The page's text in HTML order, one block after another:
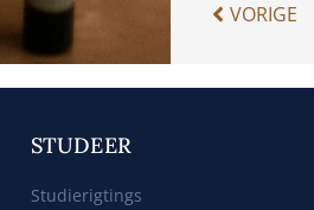
VORIGE
STUDEER
Studierigtings